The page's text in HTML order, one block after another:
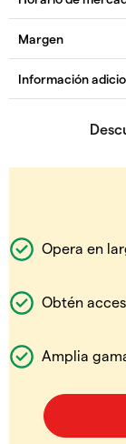
Opera en
Obtén
Amplia